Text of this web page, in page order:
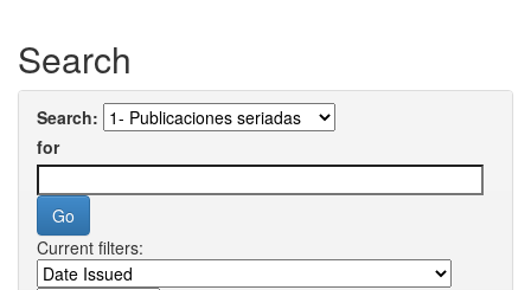
Search
Search:
for
Current filters: